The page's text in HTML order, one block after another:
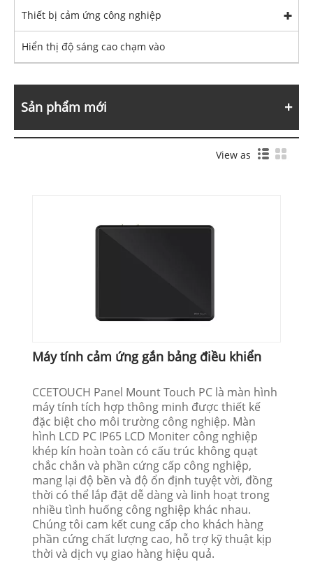
Thiết bị cảm ứng công nghiệp
Hiển thị độ sáng cao chạm vào
Sản phẩm mới
View as
Máy tính cảm ứng gắn bảng điều khiển
CCETOUCH Panel Mount Touch PC là màn hình
máy tính tích hợp thông minh được thiết kế
đặc biệt cho môi trường công nghiệp. Màn
hình LCD PC IP65 LCD Moniter công nghiệp
khép kín hoàn toàn có cấu trúc không quạt
chắc chắn và phần cứng cấp công nghiệp,
mang lại độ bền và độ ổn định tuyệt vời, đồng
thời có thể lắp đặt dễ dàng và linh hoạt trong
nhiều tình huống công nghiệp khác nhau.
Chúng tôi cam kết cung cấp cho khách hàng
phần cứng chất lượng cao, hỗ trợ kỹ thuật kịp
thời và dịch vụ giao hàng hiệu quả.